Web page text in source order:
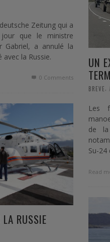
Zeitung qui a
que le ministre
Gabriel, a annulé la
avec la Russie.
0 Comments
UN
BREVE
Les
de la
Su-24
Read
RUSSIE